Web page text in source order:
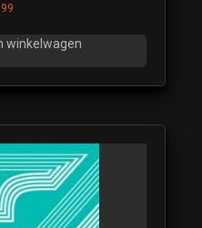
winkelwagen